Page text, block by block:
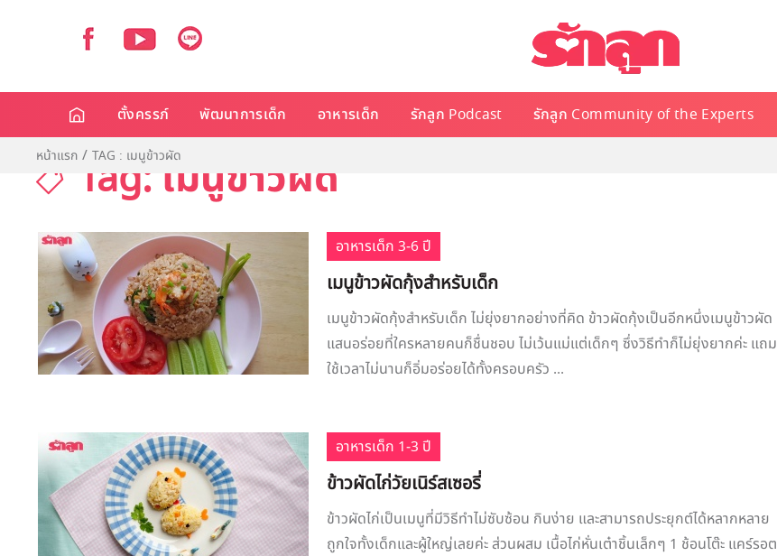
ตั้งครรภ์ พัฒนาการเด็ก อาหารเด็ก รักลูก Podcast รักลูก Community of the Experts
หน้าแรก TAG : เมนูข้าวผัด
Tag: เมนูข้าวผัด
อาหารเด็ก 3-6 ปี
เมนูข้าวผัดกุ้งสำหรับเด็ก
เมนูข้าวผัดกุ้งสำหรับเด็ก ไม่ยุ่งยากอย่างที่คิด ข้าวผัดกุ้งเป็นอีกหนึ่งเมนูข้าวผัด
แสนอร่อยที่ใครหลายคนก็ชื่นชอบ ไม่เว้นแม่แต่เด็กๆ ซึ่งวิธีทำก็ไม่ยุ่งยากค่ะ แถม
ใช้เวลาไม่นานก็อิ่มอร่อยได้ทั้งครอบครัว ...
อาหารเด็ก 1-3 ปี
ข้าวผัดไก่วัยเนิร์สเซอรี่
ข้าวผัดไก่เป็นเมนูที่มีวิธีทำไม่ซับซ้อน กินง่าย และสามารถประยุกต์ได้หลากหลาย
ถูกใจทั้งเด็กและผู้ใหญ่เลยค่ะ ส่วนผสม เนื้อไก่หั่นเต๋าชิ้นเล็กๆ 1 ช้อนโต๊ะ แคร์รอต